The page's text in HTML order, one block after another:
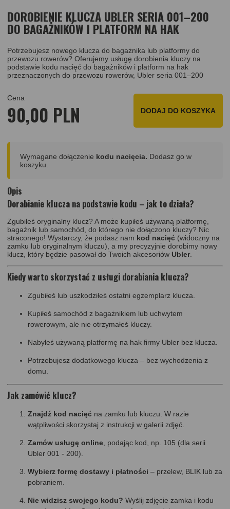
DOROBIENIE KLUCZA UBLER SERIA 001–200
DO BAGAŻNIKÓW I PLATFORM NA HAK
Potrzebujesz nowego klucza do bagażnika lub platformy do
przewozu rowerów? Oferujemy usługę dorobienia kluczy na
podstawie kodu nacięć do bagażników i platform na hak
przeznaczonych do przewozu rowerów, Ubler seria 001–200
Cena
90,00 PLN DODAJ DO KOSZYKA
Wymagane dołączenie kodu nacięcia. Dodasz go w
koszyku.
Opis
Dorabianie klucza na podstawie kodu – jak to działa?
Zgubiłeś oryginalny klucz? A może kupiłeś używaną platformę,
bagażnik lub samochód, do którego nie dołączono kluczy? Nic
straconego! Wystarczy, że podasz nam kod nacięć (widoczny na
zamku lub oryginalnym kluczu), a my precyzyjnie dorobimy nowy
klucz, który będzie pasował do Twoich akcesoriów Ubler.
Kiedy warto skorzystać z usługi dorabiania klucza?
Zgubiłeś lub uszkodziłeś ostatni egzemplarz klucza.
Kupiłeś samochód z bagażnikiem lub uchwytem
rowerowym, ale nie otrzymałeś kluczy.
Nabyłeś używaną platformę na hak firmy Ubler bez klucza.
Potrzebujesz dodatkowego klucza – bez wychodzenia z
domu.
Jak zamówić klucz?
Znajdź kod nacięć na zamku lub kluczu. W razie
wątpliwości skorzystaj z instrukcji w galerii zdjęć.
Zamów usługę online, podając kod, np. 105 (dla serii
Ubler 001 - 200).
Wybierz formę dostawy i płatności – przelew, BLIK lub za
pobraniem.
Nie widzisz swojego kodu? Wyślij zdjęcie zamka i kodu